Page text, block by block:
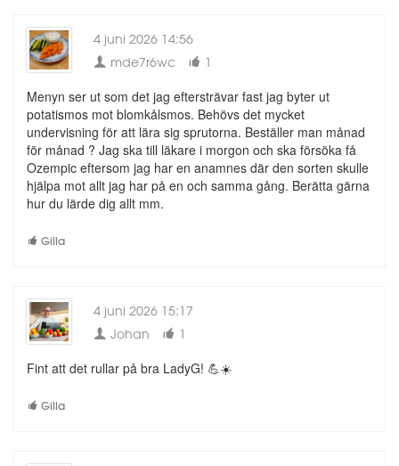
4 juni 2026 14:56
mde7r6wc
1
Menyn ser ut som det jag eftersträvar fast jag byter ut
potatismos mot blomkålsmos. Behövs det mycket
undervisning för att lära sig sprutorna. Beställer man månad
för månad ? Jag ska till läkare i morgon och ska försöka få
Ozempic eftersom jag har en anamnes där den sorten skulle
hjälpa mot allt jag har på en och samma gång. Berätta gärna
hur du lärde dig allt mm.
Gilla
4 juni 2026 15:17
Johan
1
Fint att det rullar på bra LadyG! 💪☀️
Gilla